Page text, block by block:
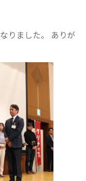
りました。
ありが